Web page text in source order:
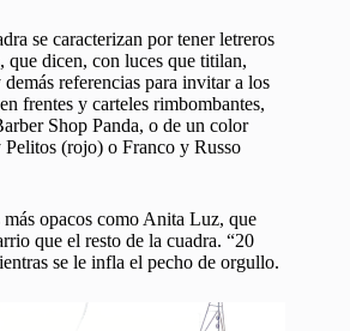
se caracterizan por tener letreros
que dicen, con luces que titilan,
referencias para invitar a los
frentes y carteles rimbombantes,
Shop Panda, o de un color
(rojo) o Franco y Russo
opacos como Anita Luz, que
que el resto de la cuadra. “20
se le infla el pecho de orgullo.